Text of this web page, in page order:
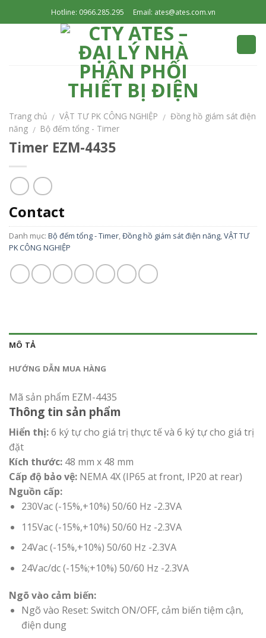
to
Hotline: 0966.285.295 Email: ates@ates.com.vn
Trang chủ / VẬT TƯ PK CÔNG NGHIỆP / Đồng hồ giám sát điện
năng / Bộ đếm tổng - Timer
Timer EZM-4435
Contact
Danh mục: Bộ đếm tổng - Timer,Đồng hồ giám sát điện năng,VẬT TƯ
PK CÔNG NGHIỆP
MÔ TẢ
HƯỚNG DẪN MUA HÀNG
Mã sản phẩm EZM-4435
Thông tin sản phẩm
Hiển thị:6 ký tự cho giá trị thực tế và 6 ký tự cho giá trị
đặt
Kích thước: 48 mm x 48 mm
Cấp độ bảo vệ: NEMA 4X (IP65 at front, IP20 at rear)
Nguồn cấp:
230Vac (-15%,+10%) 50/60 Hz -2.3VA
115Vac (-15%,+10%) 50/60 Hz -2.3VA
24Vac (-15%,+10%) 50/60 Hz -2.3VA
24Vac/dc (-15%;+10%) 50/60 Hz -2.3VA
Ngõ vào cảm biến:
Ngõ vào Reset: Switch ON/OFF, cảm biến tiệm cận,
điện dung